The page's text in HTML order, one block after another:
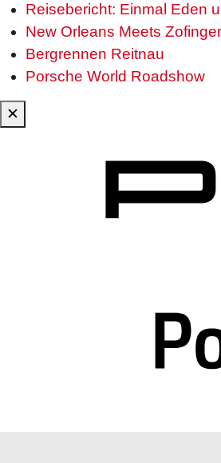
Reisebericht: Einmal Eden
New Orleans Meets
Bergrennen Reitnau
Porsche World Roadshow
✕